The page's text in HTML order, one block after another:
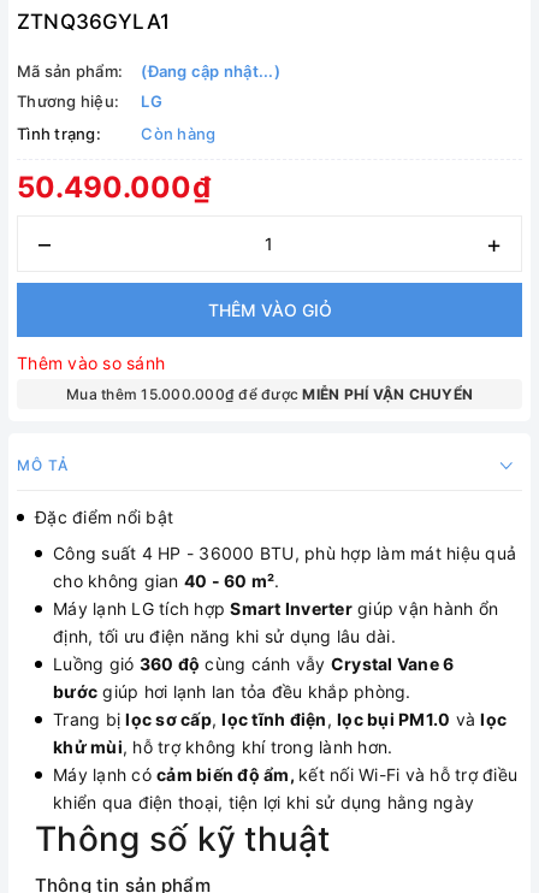
ZTNQ36GYLA1
Mã sản phẩm:
(Đang cập nhật...)
Thương hiệu:
LG
Tình trạng:
Còn hàng
50.490.000₫
– +
THÊM VÀO GIỎ
Thêm vào so sánh
Mua thêm 15.000.000₫ để đượcMIỄN PHÍ VẬN CHUYỂN
MÔ TẢ
Đặc điểm nổi bật
Công suất 4 HP - 36000 BTU, phù hợp làm mát hiệu quả
cho không gian 40 - 60 m².
Máy lạnh LG tích hợp Smart Inverter giúp vận hành ổn
định, tối ưu điện năng khi sử dụng lâu dài.
Luồng gió 360 độ cùng cánh vẫy Crystal Vane 6
bước giúp hơi lạnh lan tỏa đều khắp phòng.
Trang bị lọc sơ cấp, lọc tĩnh điện, lọc bụi PM1.0 và lọc
khử mùi, hỗ trợ không khí trong lành hơn.
Máy lạnh có cảm biến độ ẩm, kết nối Wi-Fi và hỗ trợ điều
khiển qua điện thoại, tiện lợi khi sử dụng hằng ngày
Thông số kỹ thuật
Thông tin sản phẩm